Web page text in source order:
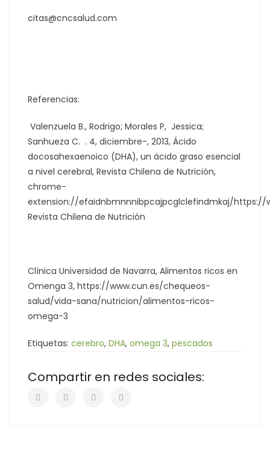
citas@cncsalud.com
Referencias:
Valenzuela B., Rodrigo; Morales P, Jessica;
Sanhueza C. . 4, diciembre-, 2013, Ácido
docosahexaenoico (DHA), un ácido graso esencial
a nivel cerebral, Revista Chilena de Nutrición,
chrome-
extension://efaidnbmnnnibpcajpcglclefindmkaj/https://
Revista Chilena de Nutrición
Clínica Universidad de Navarra, Alimentos ricos en
Omenga 3, https://www.cun.es/chequeos-
salud/vida-sana/nutricion/alimentos-ricos-
omega-3
Etiquetas: cerebro, DHA, omega 3, pescados
Compartir en redes sociales: